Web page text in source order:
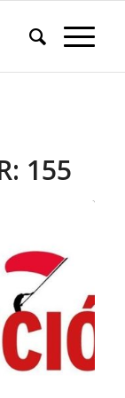
155